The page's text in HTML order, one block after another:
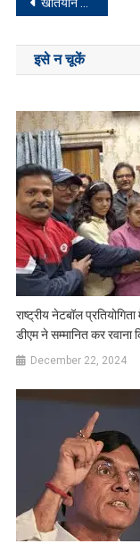
खतियान आधारित नियोजन नीति पर सरकार लगाए मुहर नहीं तो 20 को होगा विधानसभा का महाघेराव: छात्र नेता
इसे न चूकें
राष्ट्रीय नेटबॉल
डीएम ने सम्मानित कर रवाना
December 22, 2024